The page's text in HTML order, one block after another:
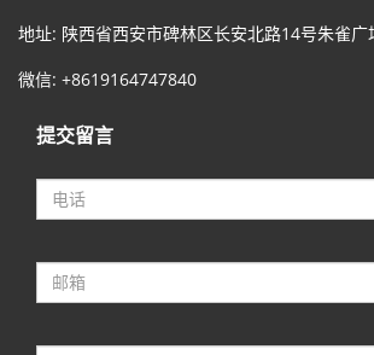
地址: 陕西省西安市碑林区长安北路14号朱雀
微信: +8619164747840
提交留言